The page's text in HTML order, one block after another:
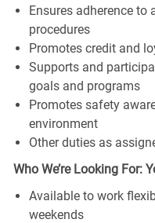
Ensures adherence to
procedures
Promotes credit and
Supports and
goals and programs
Promotes safety
environment
Other duties as
Who We’re Looking For:
Available to work
weekends